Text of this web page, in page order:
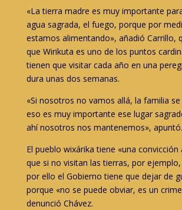
«La tierra madre es muy importante
agua sagrada, el fuego, porque por
estamos alimentando», añadió Carrillo,
que Wirikuta es uno de los puntos
tienen que visitar cada año en una
dura unas dos semanas.
«Si nosotros no vamos allá, la familia
eso es muy importante ese lugar
ahí nosotros nos mantenemos», apuntó.
El pueblo wixárika tiene «una convicción
que si no visitan las tierras, por
por ello el Gobierno tiene que dejar de
porque «no se puede obviar, es un
denunció Chávez.